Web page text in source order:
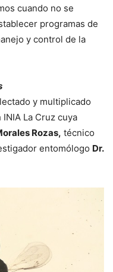
cuando no se
programas de
y control de la
y multiplicado
La Cruz cuya
Rozas, técnico
entomólogo Dr.